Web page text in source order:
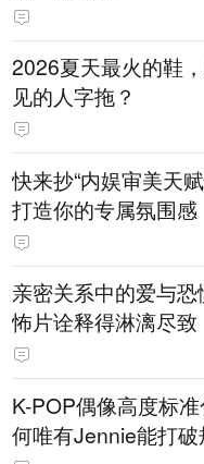
2026夏天最火的鞋
见的人字拖？
快来抄“内娱审美天
打造你的专属氛围感
亲密关系中的爱与
怖片诠释得淋漓尽致
K-POP偶像高度标
何唯有Jennie能打破